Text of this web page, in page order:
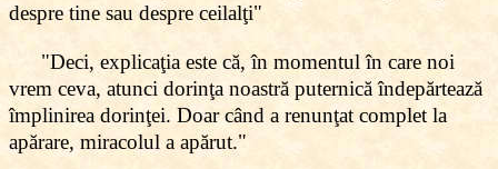
despre tine sau despre ceilalţi"
"Deci, explicaţia este că, în momentul în care noi
vrem ceva, atunci dorinţa noastră puternică îndepărtează
împlinirea dorinţei. Doar când a renunţat complet la
apărare, miracolul a apărut."